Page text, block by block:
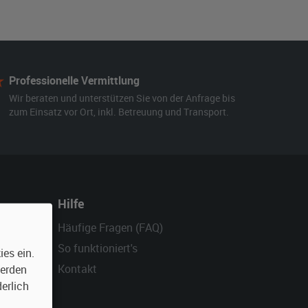
Professionelle Vermittlung
Wir beraten und unterstützen Sie von der Anfrage bis
zum Einsatz vor Ort, inkl. Betreuung und Transport.
Hilfe
Häufige Fragen (FAQ)
So funktioniert's
Kontakt
ein.